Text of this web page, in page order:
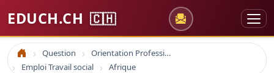
EDUCH.CH 🇨🇭
Accueil Question
Orientation Professionnelle
Emploi Travail social
Afrique